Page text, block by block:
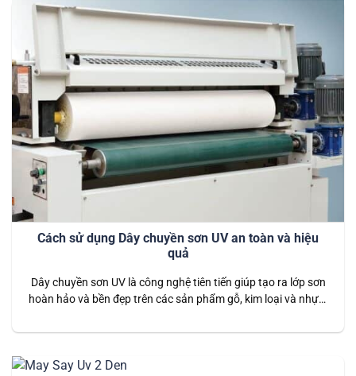
Cách sử dụng Dây chuyền sơn UV an toàn và hiệu
quả
Dây chuyền sơn UV là công nghệ tiên tiến giúp tạo ra lớp sơn
hoàn hảo và bền đẹp trên các sản phẩm gỗ, kim loại và nhựa.
lượng sản phẩm mà còn giúp tiết kiệm thời gian và chi phí